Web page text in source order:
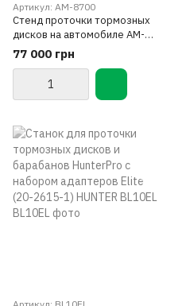
Артикул: AM-8700
Стенд проточки тормозных
дисков на автомобиле AM-
8700
77 000 грн